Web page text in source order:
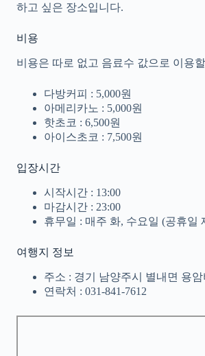
하고 싶은 장소입니다.
비용
비용은 따로 없고 음료수 값으로 이용
다방커피 : 5,000원
아메리카노 : 5,000원
핫초코 : 6,500원
아이스초코 : 7,500원
입장시간
시작시간 : 13:00
마감시간 : 23:00
휴무일 : 매주 화, 수요일 (공휴일
여행지 정보
주소 : 경기 남양주시 별내면 용
연락처 : 031-841-7612